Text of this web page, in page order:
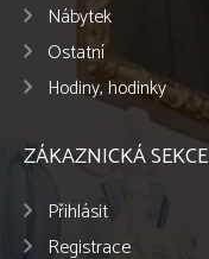
Nábytek
Ostatní
Hodiny, hodinky
ZÁKAZNICKÁ SEKCE
Přihlásit
Registrace